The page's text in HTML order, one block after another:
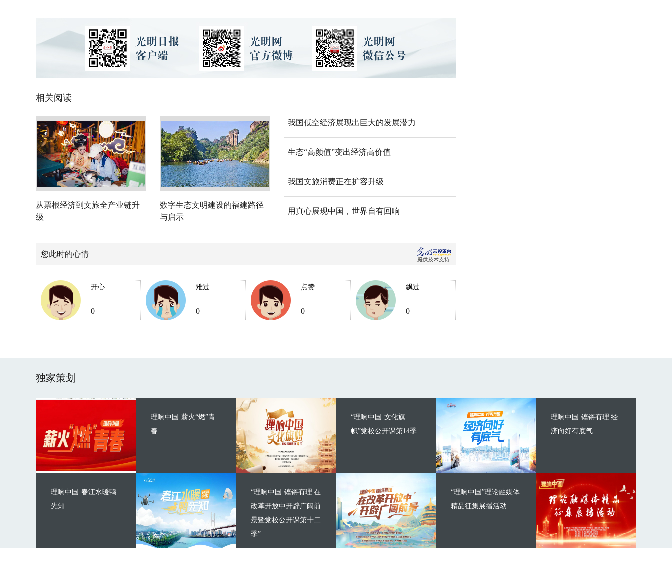
相关阅读
从票根经济到文旅全产业链升
级
数字生态文明建设的福建路径
与启示
我国低空经济展现出巨大的发展潜力
生态“高颜值”变出经济高价值
我国文旅消费正在扩容升级
用真心展现中国，世界自有回响
您此时的心情
开心
0
难过
0
点赞
0
飘过
0
独家策划
理响中国·薪火“燃”青
春
理响中国·春江水暖鸭
先知
“理响中国·文化旗
帜”党校公开课第14季
“理响中国·铿锵有理|在
改革开放中开辟广阔前
景暨党校公开课第十二
季”
理响中国·铿锵有理|经
济向好有底气
“理响中国”理论融媒体
精品征集展播活动